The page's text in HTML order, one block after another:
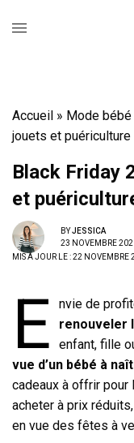
Accueil » Mode bébé
jouets et puériculture
Black Friday
et
BYJESSICA
23 NOVEMBRE
MIS À JOUR LE : 22 NOVEMBRE
E nvie de
renouveler
enfant, fille
vue d’un bébé à
cadeaux à offrir pour
acheter à prix
en vue des fêtes à